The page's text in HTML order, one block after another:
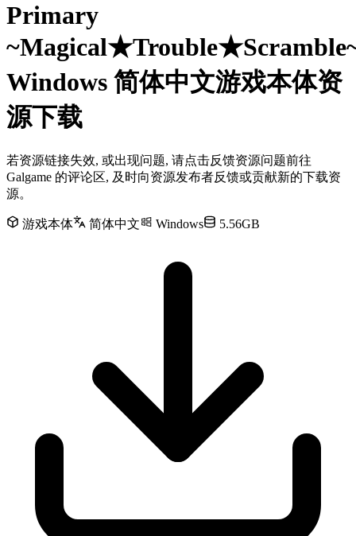
Primary
Windows 简体中文游戏本体资
源下载
若资源链接失效, 或出现问题, 请点击反馈资源问题前往
Galgame 的评论区, 及时向资源发布者反馈或贡献新的下载资
源。
游戏本体 简体中文 Windows 5.56GB